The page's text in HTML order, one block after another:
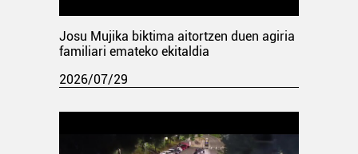
Josu Mujika biktima aitortzen duen agiria
familiari emateko ekitaldia
2026/07/29